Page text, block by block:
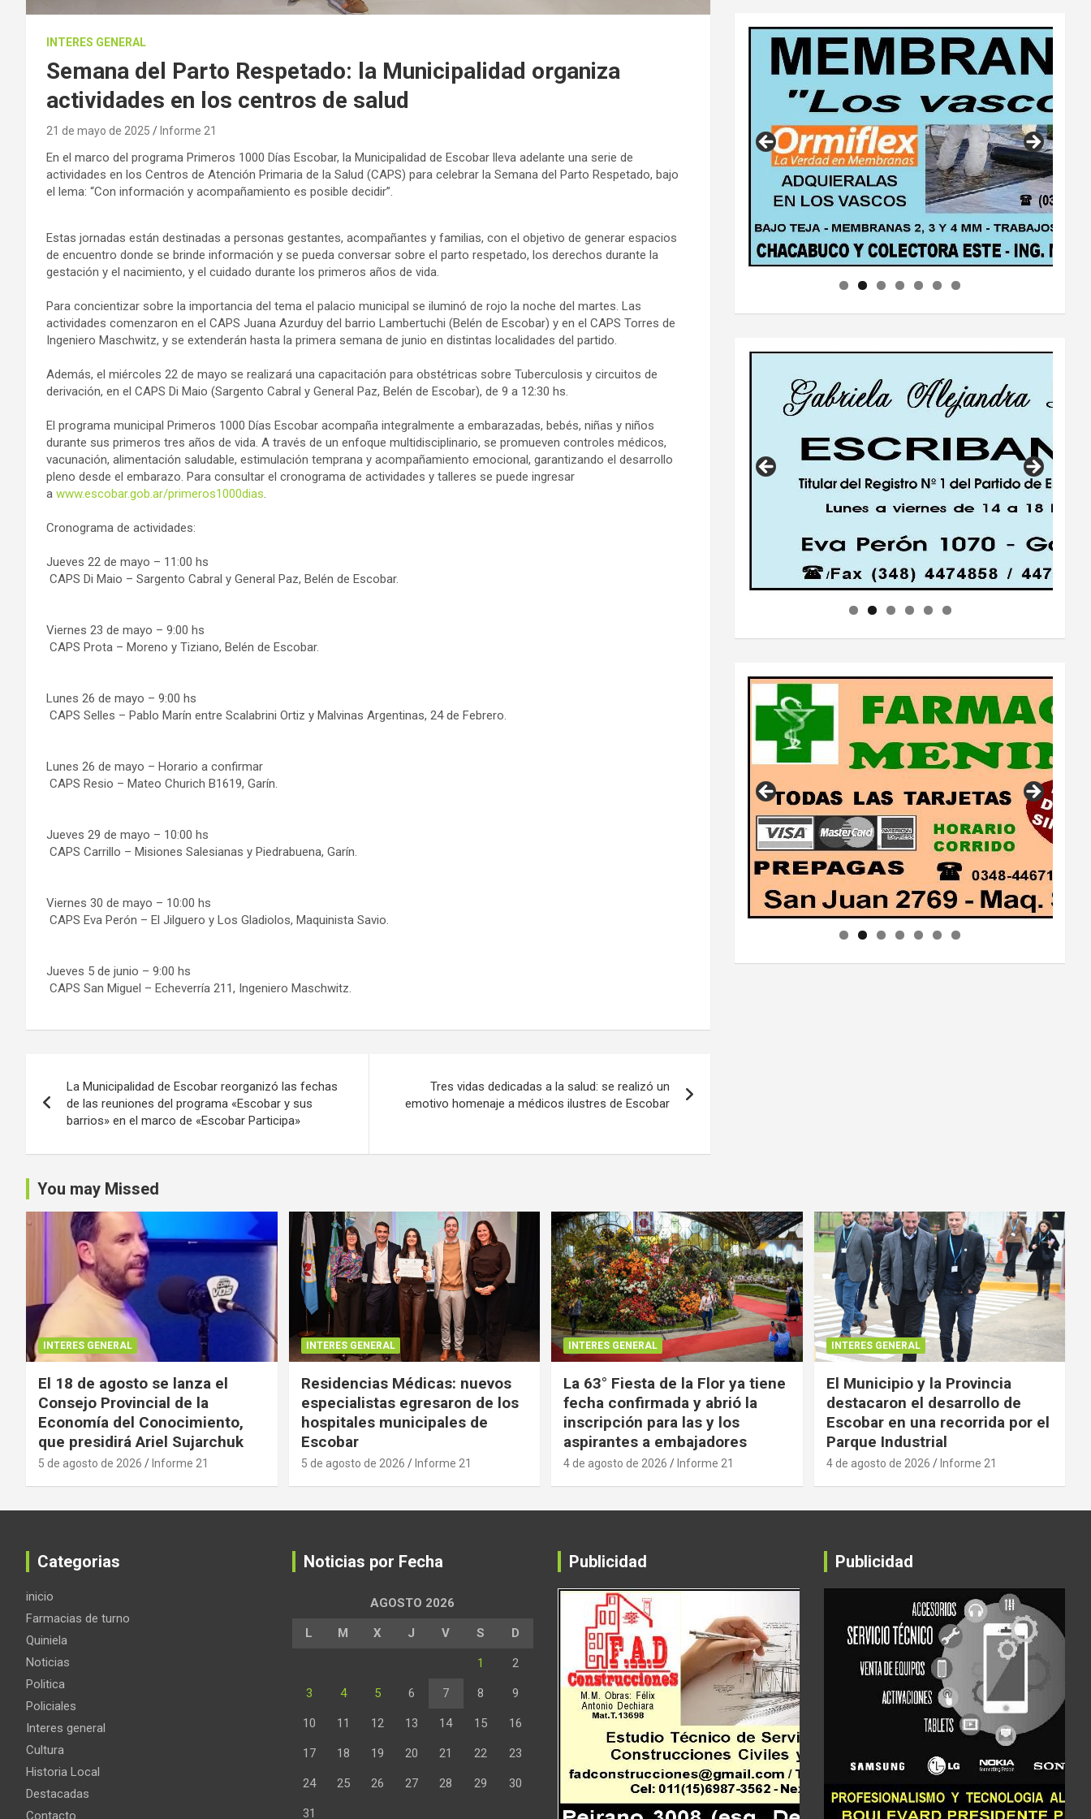
INTERES GENERAL
Semana del Parto Respetado: la Municipalidad organiza
actividades en los centros de salud
21 de mayo de 2025 Informe 21
En el marco del programa Primeros 1000 Días Escobar, la Municipalidad de Escobar lleva adelante una serie de
actividades en los Centros de Atención Primaria de la Salud (CAPS) para celebrar la Semana del Parto Respetado, bajo
el lema: “Con información y acompañamiento es posible decidir”.
Estas jornadas están destinadas a personas gestantes, acompañantes y familias, con el objetivo de generar espacios
de encuentro donde se brinde información y se pueda conversar sobre el parto respetado, los derechos durante la
gestación y el nacimiento, y el cuidado durante los primeros años de vida.
Para concientizar sobre la importancia del tema el palacio municipal se iluminó de rojo la noche del martes. Las
actividades comenzaron en el CAPS Juana Azurduy del barrio Lambertuchi (Belén de Escobar) y en el CAPS Torres de
Ingeniero Maschwitz, y se extenderán hasta la primera semana de junio en distintas localidades del partido.
Además, el miércoles 22 de mayo se realizará una capacitación para obstétricas sobre Tuberculosis y circuitos de
derivación, en el CAPS Di Maio (Sargento Cabral y General Paz, Belén de Escobar), de 9 a 12:30 hs.
El programa municipal Primeros 1000 Días Escobar acompaña integralmente a embarazadas, bebés, niñas y niños
durante sus primeros tres años de vida. A través de un enfoque multidisciplinario, se promueven controles médicos,
vacunación, alimentación saludable, estimulación temprana y acompañamiento emocional, garantizando el desarrollo
pleno desde el embarazo. Para consultar el cronograma de actividades y talleres se puede ingresar
a www.escobar.gob.ar/primeros1000dias
Cronograma de actividades:
Jueves 22 de mayo – 11:00 hs
CAPS Di Maio – Sargento Cabral y General Paz, Belén de Escobar.
Viernes 23 de mayo – 9:00 hs
CAPS Prota – Moreno y Tiziano, Belén de Escobar.
Lunes 26 de mayo – 9:00 hs
CAPS Selles – Pablo Marín entre Scalabrini Ortiz y Malvinas Argentinas, 24 de Febrero.
Lunes 26 de mayo – Horario a confirmar
CAPS Resio – Mateo Churich B1619, Garín.
Jueves 29 de mayo – 10:00 hs
CAPS Carrillo – Misiones Salesianas y Piedrabuena, Garín.
Viernes 30 de mayo – 10:00 hs
CAPS Eva Perón – El Jilguero y Los Gladiolos, Maquinista Savio.
Jueves 5 de junio – 9:00 hs
CAPS San Miguel – Echeverría 211, Ingeniero Maschwitz.
de
La Municipalidad de Escobar reorganizó las fechas
de las reuniones del programa «Escobar y sus
barrios» en el marco de «Escobar Participa»
Tres vidas dedicadas a la salud: se realizó un
emotivo homenaje a médicos ilustres de Escobar
You may Missed
INTERES GENERAL
El 18 de agosto se lanza el
Consejo Provincial de la
Economía del Conocimiento,
que presidirá Ariel Sujarchuk
5 de agosto de 2026 Informe 21
INTERES GENERAL
Residencias Médicas: nuevos
especialistas egresaron de los
hospitales municipales de
Escobar
5 de agosto de 2026 Informe 21
INTERES GENERAL
La 63° Fiesta de la Flor ya tiene
fecha confirmada y abrió la
inscripción para las y los
aspirantes a embajadores
4 de agosto de 2026 Informe 21
INTERES GENERAL
El Municipio y la Provincia
destacaron el desarrollo de
Escobar en una recorrida por el
Parque Industrial
4 de agosto de 2026 Informe 21
Categorias
inicio
Farmacias de turno
Quiniela
Noticias
Politica
Policiales
Interes general
Cultura
Historia Local
Destacadas
Contacto
Noticias por Fecha
AGOSTO 2026
L M X J V S D
1 2
3 4 5 6 7 8 9
10 11 12 13 14 15 16
17 18 19 20 21 22 23
24 25 26 27 28 29 30
31
Publicidad Publicidad